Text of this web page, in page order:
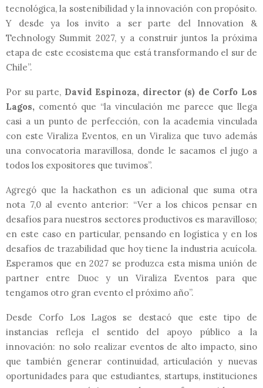
tecnológica, la sostenibilidad y la innovación con propósito.
Y desde ya los invito a ser parte del Innovation &
Technology Summit 2027, y a construir juntos la próxima
etapa de este ecosistema que está transformando el sur de
Chile”.
Por su parte, David Espinoza, director (s) de Corfo Los
Lagos, comentó que “la vinculación me parece que llega
casi a un punto de perfección, con la academia vinculada
con este Viraliza Eventos, en un Viraliza que tuvo además
una convocatoria maravillosa, donde le sacamos el jugo a
todos los expositores que tuvimos”.
Agregó que la hackathon es un adicional que suma otra
nota 7,0 al evento anterior: “Ver a los chicos pensar en
desafíos para nuestros sectores productivos es maravilloso;
en este caso en particular, pensando en logística y en los
desafíos de trazabilidad que hoy tiene la industria acuícola.
Esperamos que en 2027 se produzca esta misma unión de
partner entre Duoc y un Viraliza Eventos para que
tengamos otro gran evento el próximo año”.
Desde Corfo Los Lagos se destacó que este tipo de
instancias refleja el sentido del apoyo público a la
innovación: no solo realizar eventos de alto impacto, sino
que también generar continuidad, articulación y nuevas
oportunidades para que estudiantes, startups, instituciones